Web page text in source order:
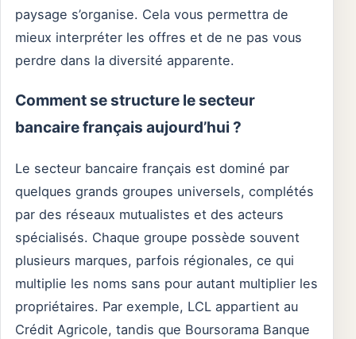
paysage s’organise. Cela vous permettra de
mieux interpréter les offres et de ne pas vous
perdre dans la diversité apparente.
Comment se structure le secteur
bancaire français aujourd’hui ?
Le secteur bancaire français est dominé par
quelques grands groupes universels, complétés
par des réseaux mutualistes et des acteurs
spécialisés. Chaque groupe possède souvent
plusieurs marques, parfois régionales, ce qui
multiplie les noms sans pour autant multiplier les
propriétaires. Par exemple, LCL appartient au
Crédit Agricole, tandis que Boursorama Banque